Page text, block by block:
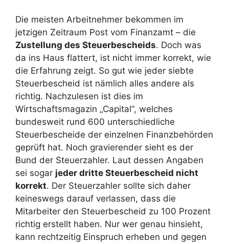
Die meisten Arbeitnehmer bekommen im
jetzigen Zeitraum Post vom Finanzamt – die
Zustellung des Steuerbescheids. Doch was
da ins Haus flattert, ist nicht immer korrekt, wie
die Erfahrung zeigt. So gut wie jeder siebte
Steuerbescheid ist nämlich alles andere als
richtig. Nachzulesen ist dies im
Wirtschaftsmagazin „Capital“, welches
bundesweit rund 600 unterschiedliche
Steuerbescheide der einzelnen Finanzbehörden
geprüft hat. Noch gravierender sieht es der
Bund der Steuerzahler. Laut dessen Angaben
sei sogar jeder dritte Steuerbescheid nicht
korrekt. Der Steuerzahler sollte sich daher
keineswegs darauf verlassen, dass die
Mitarbeiter den Steuerbescheid zu 100 Prozent
richtig erstellt haben. Nur wer genau hinsieht,
kann rechtzeitig Einspruch erheben und gegen